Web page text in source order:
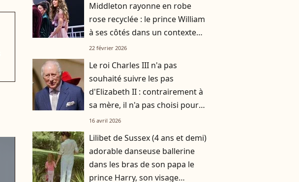
Middleton rayonne en robe
rose recyclée : le prince William
à ses côtés dans un contexte
délicat pour la famille royale
22 février 2026
Le roi Charles III n'a pas
souhaité suivre les pas
d'Elizabeth II : contrairement à
sa mère, il n'a pas choisi pour
résidence ce monument de la
16 avril 2026
Lilibet de Sussex (4 ans et demi)
adorable danseuse ballerine
dans les bras de son papa le
prince Harry, son visage